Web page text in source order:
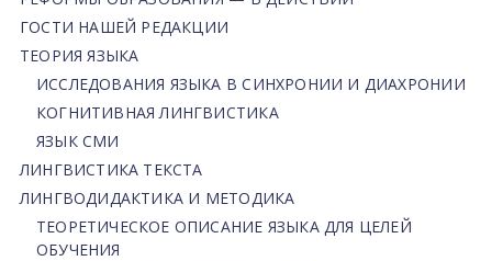
ГОСТИ НАШЕЙ РЕДАКЦИИ
ТЕОРИЯ ЯЗЫКА
ИССЛЕДОВАНИЯ ЯЗЫКА В СИНХРОНИИ И ДИАХРОНИИ
КОГНИТИВНАЯ ЛИНГВИСТИКА
ЯЗЫК СМИ
ЛИНГВИСТИКА ТЕКСТА
ЛИНГВОДИДАКТИКА И МЕТОДИКА
ТЕОРЕТИЧЕСКОЕ ОПИСАНИЕ ЯЗЫКА ДЛЯ ЦЕЛЕЙ
ОБУЧЕНИЯ